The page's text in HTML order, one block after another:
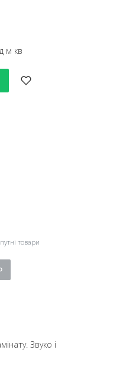
м кв
товари
Звуко і